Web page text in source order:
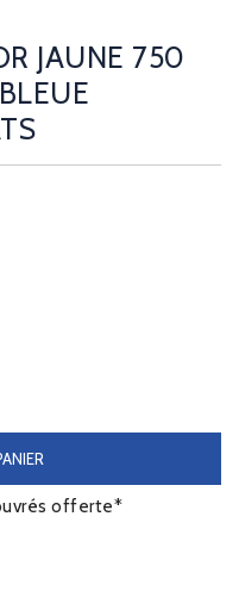
JAUNE 750
offerte*